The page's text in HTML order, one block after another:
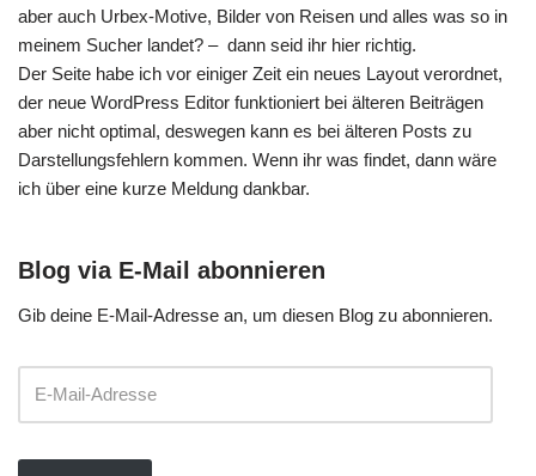
aber auch Urbex-Motive, Bilder von Reisen und alles was so in
meinem Sucher landet? – dann seid ihr hier richtig.
Der Seite habe ich vor einiger Zeit ein neues Layout verordnet,
der neue WordPress Editor funktioniert bei älteren Beiträgen
aber nicht optimal, deswegen kann es bei älteren Posts zu
Darstellungsfehlern kommen. Wenn ihr was findet, dann wäre
ich über eine kurze Meldung dankbar.
Blog via E-Mail abonnieren
Gib deine E-Mail-Adresse an, um diesen Blog zu abonnieren.